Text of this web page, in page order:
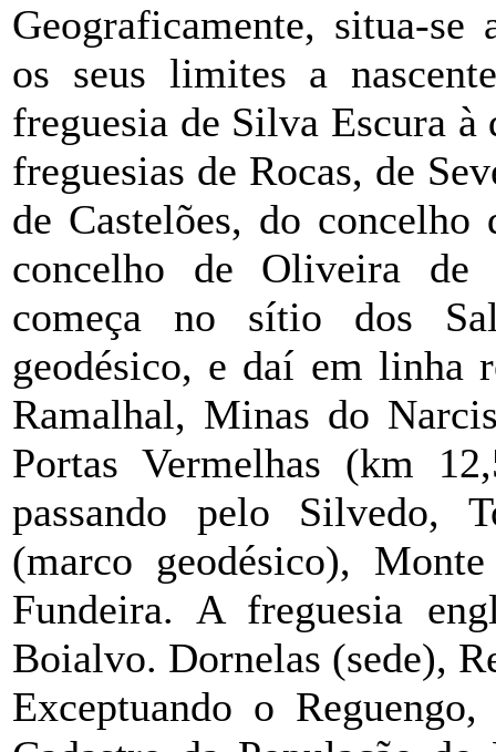
Geograficamente, situa-
os seus limites a
freguesia de Silva Escura à
freguesias de Rocas, de
de Castelões, do
concelho de Oliveira
começa no sítio dos
geodésico, e daí em linha
Ramalhal, Minas do
Portas Vermelhas (km
passando pelo Silvedo,
(marco geodésico),
Fundeira. A freguesia
Boialvo. Dornelas (sede),
Exceptuando o